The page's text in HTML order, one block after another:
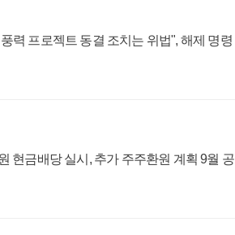
력 프로젝트 동결 조치는 위법", 해제 명령
현금배당 실시, 추가 주주환원 계획 9월 공